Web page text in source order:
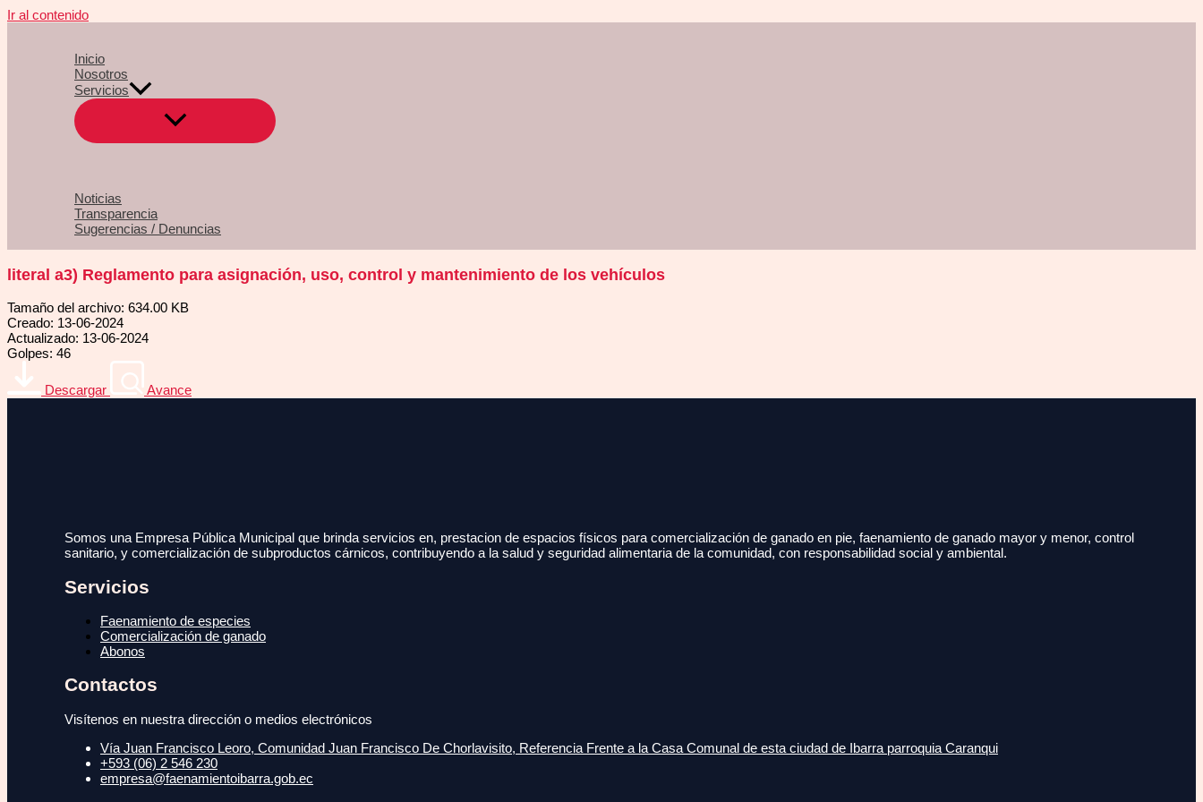
Ir al contenido
Inicio
Nosotros
Servicios
Noticias
Transparencia
Sugerencias / Denuncias
literal a3) Reglamento para asignación, uso, control y mantenimiento de los vehículos
Tamaño del archivo: 634.00 KB
Creado: 13-06-2024
Actualizado: 13-06-2024
Golpes: 46
Descargar Avance
Somos una Empresa Pública Municipal que brinda servicios en, prestacion de espacios físicos para comercialización de ganado en pie, faenamiento de ganado mayor y menor, control
sanitario, y comercialización de subproductos cárnicos, contribuyendo a la salud y seguridad alimentaria de la comunidad, con responsabilidad social y ambiental.
Servicios
Faenamiento de especies
Comercialización de ganado
Abonos
Contactos
Visítenos en nuestra dirección o medios electrónicos
Vía Juan Francisco Leoro, Comunidad Juan Francisco De Chorlavisito, Referencia Frente a la Casa Comunal de esta ciudad de Ibarra parroquia Caranqui
+593 (06) 2 546 230
empresa@faenamientoibarra.gob.ec